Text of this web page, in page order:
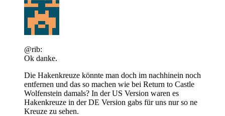
@rib:
Ok danke.
Die Hakenkreuze könnte man doch im nachhinein noch
entfernen und das so machen wie bei Return to Castle
Wolfenstein damals? In der US Version waren es
Hakenkreuze in der DE Version gabs für uns nur so ne
Kreuze zu sehen.